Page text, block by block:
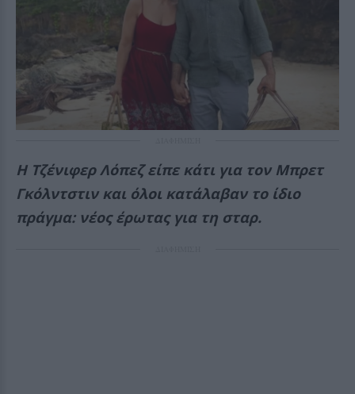
Η Τζένιφερ Λόπεζ είπε κάτι για τον Μπρετ
Γκόλντστιν και όλοι κατάλαβαν το ίδιο
πράγμα: νέος έρωτας για τη σταρ.